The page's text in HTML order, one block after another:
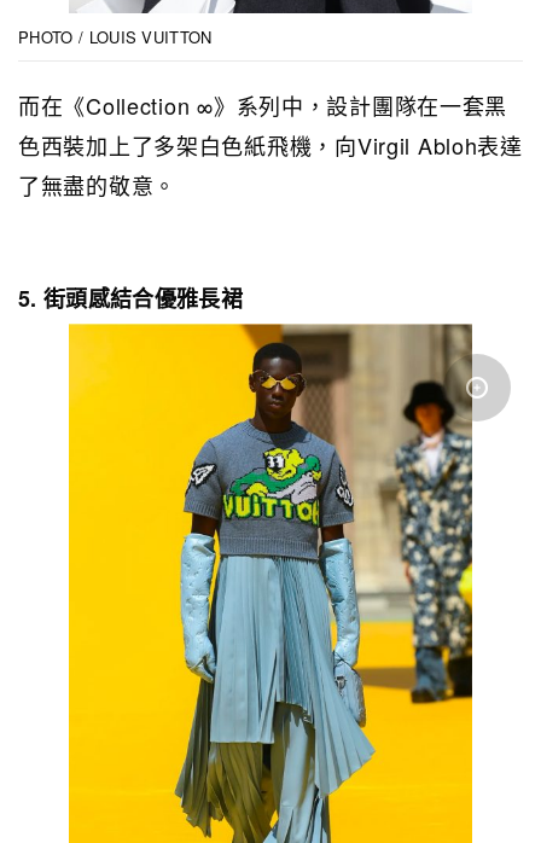
PHOTO / LOUIS VUITTON
而在《Collection ∞》系列中，設計團隊在一套黑
色西裝加上了多架白色紙飛機，向Virgil Abloh表達
了無盡的敬意。
5. 街頭感結合優雅長裙